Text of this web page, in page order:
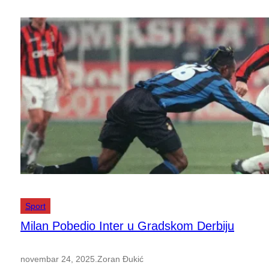
Sport
Milan Pobedio Inter u Gradskom Derbiju
novembar 24, 2025 Zoran Đukić